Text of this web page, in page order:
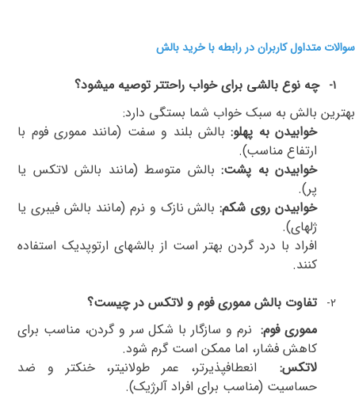
سوالات متداول کاربران در رابطه با خرید بالش
1-
چه نوع بالشی برای خواب راحتتر توصیه میشود؟
بهترین بالش به سبک خواب شما بستگی دارد:
خوابیدن به پهلو: بالش بلند و سفت (مانند مموری فوم با
ارتفاع مناسب).
خوابیدن به پشت: بالش متوسط (مانند بالش لاتکس یا
پر).
خوابیدن روی شکم: بالش نازک و نرم (مانند بالش فیبری یا
ژلهای).
افراد با درد گردن بهتر است از بالشهای ارتوپدیک استفاده
کنند.
2-
تفاوت بالش مموری فوم و لاتکس در چیست؟
مموری فوم: نرم و سازگار با شکل سر و گردن، مناسب برای
کاهش فشار، اما ممکن است گرم شود.
لاتکس:
انعطافپذیرتر، عمر طولانیتر، خنکتر و ضد
حساسیت (مناسب برای افراد آلرژیک).